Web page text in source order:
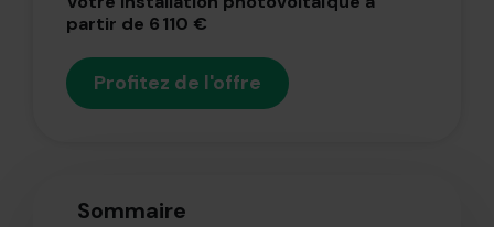
partir de 6 110 €
Profitez de l'offre
Sommaire